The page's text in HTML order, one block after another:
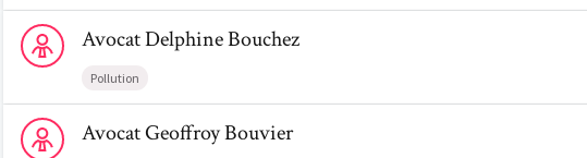
Voir le profil de AvocatDelphine Bouchez
AvocatDelphineBouchez
Pollution
Voir le profil de AvocatGeoffroy Bouvier
AvocatGeoffroyBouvier